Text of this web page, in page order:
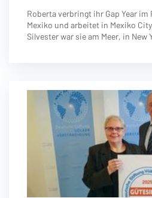
Roberta verbringt ihr Gap Year
Mexiko und arbeitet in Mexiko
Silvester war sie am Meer, in New